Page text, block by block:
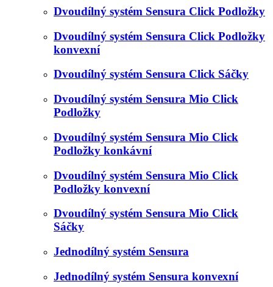
Dvoudílný systém Sensura Click Podložky
Dvoudílný systém Sensura Click Podložky
konvexní
Dvoudílný systém Sensura Click Sáčky
Dvoudílný systém Sensura Mio Click
Podložky
Dvoudílný systém Sensura Mio Click
Podložky konkávní
Dvoudílný systém Sensura Mio Click
Podložky konvexní
Dvoudílný systém Sensura Mio Click
Sáčky
Jednodílný systém Sensura
Jednodílný systém Sensura konvexní